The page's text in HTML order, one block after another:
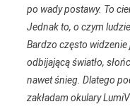
po wady postawy. To
Jednak to, o czym
Bardzo często
odbijającą światło,
nawet śnieg. Dlatego
zakładam okulary